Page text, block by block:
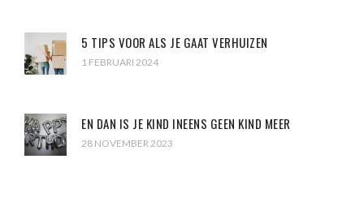
5 TIPS VOOR ALS JE GAAT VERHUIZEN
1 FEBRUARI 2024
EN DAN IS JE KIND INEENS GEEN KIND MEER
28 NOVEMBER 2023